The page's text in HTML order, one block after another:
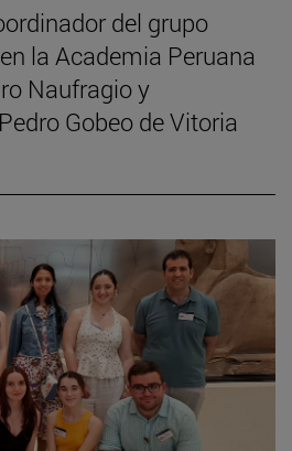
del grupo
la Academia Peruana
Naufragio y
Gobeo de Vitoria